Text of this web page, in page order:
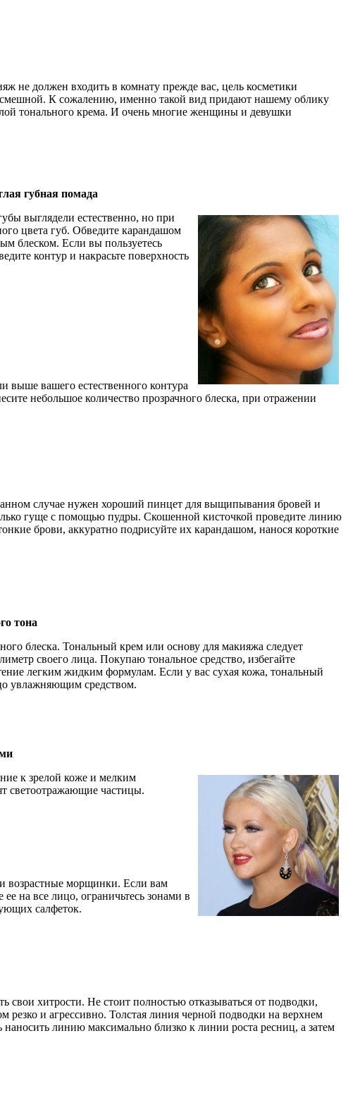
не должен входить в комнату прежде вас, цель косметики
смешной. К сожалению, именно такой вид придают нашему облику
тонального крема. И очень многие женщины и девушки
губная помада
выглядели естественно, но при
цвета губ. Обведите карандашом
блеском. Если вы пользуетесь
контур и накрасьте поверхность
выше вашего естественного контура
небольшое количество прозрачного блеска, при отражении
случае нужен хороший пинцет для выщипывания бровей и
гуще с помощью пудры. Скошенной кисточкой проведите линию
брови, аккуратно подрисуйте их карандашом, нанося короткие
тона
блеска. Тональный крем или основу для макияжа следует
своего лица. Покупаю тональное средство, избегайте
легким жидким формулам. Если у вас сухая кожа, тональный
увлажняющим средством.
к зрелой коже и мелким
светоотражающие частицы.
возрастные морщинки. Если вам
на все лицо, ограничьтесь зонами в
салфеток.
свои хитрости. Не стоит полностью отказываться от подводки,
и агрессивно. Толстая линия черной подводки на верхнем
линию максимально близко к линии роста ресниц, а затем